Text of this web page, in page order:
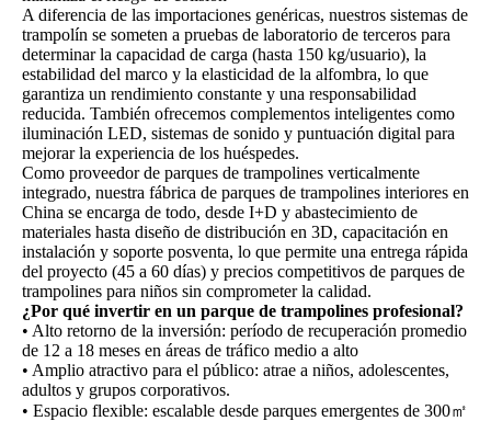
A diferencia de las importaciones genéricas, nuestros sistemas de
trampolín se someten a pruebas de laboratorio de terceros para
determinar la capacidad de carga (hasta 150 kg/usuario), la
estabilidad del marco y la elasticidad de la alfombra, lo que
garantiza un rendimiento constante y una responsabilidad
reducida. También ofrecemos complementos inteligentes como
iluminación LED, sistemas de sonido y puntuación digital para
mejorar la experiencia de los huéspedes.
Como proveedor de parques de trampolines verticalmente
integrado, nuestra fábrica de parques de trampolines interiores en
China se encarga de todo, desde I+D y abastecimiento de
materiales hasta diseño de distribución en 3D, capacitación en
instalación y soporte posventa, lo que permite una entrega rápida
del proyecto (45 a 60 días) y precios competitivos de parques de
trampolines para niños sin comprometer la calidad.
¿Por qué invertir en un parque de trampolines profesional?
• Alto retorno de la inversión: período de recuperación promedio
de 12 a 18 meses en áreas de tráfico medio a alto
• Amplio atractivo para el público: atrae a niños, adolescentes,
adultos y grupos corporativos.
• Espacio flexible: escalable desde parques emergentes de 300㎡